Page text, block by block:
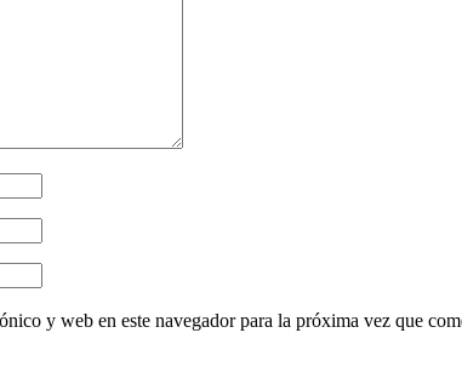
y web en este navegador para la próxima vez que